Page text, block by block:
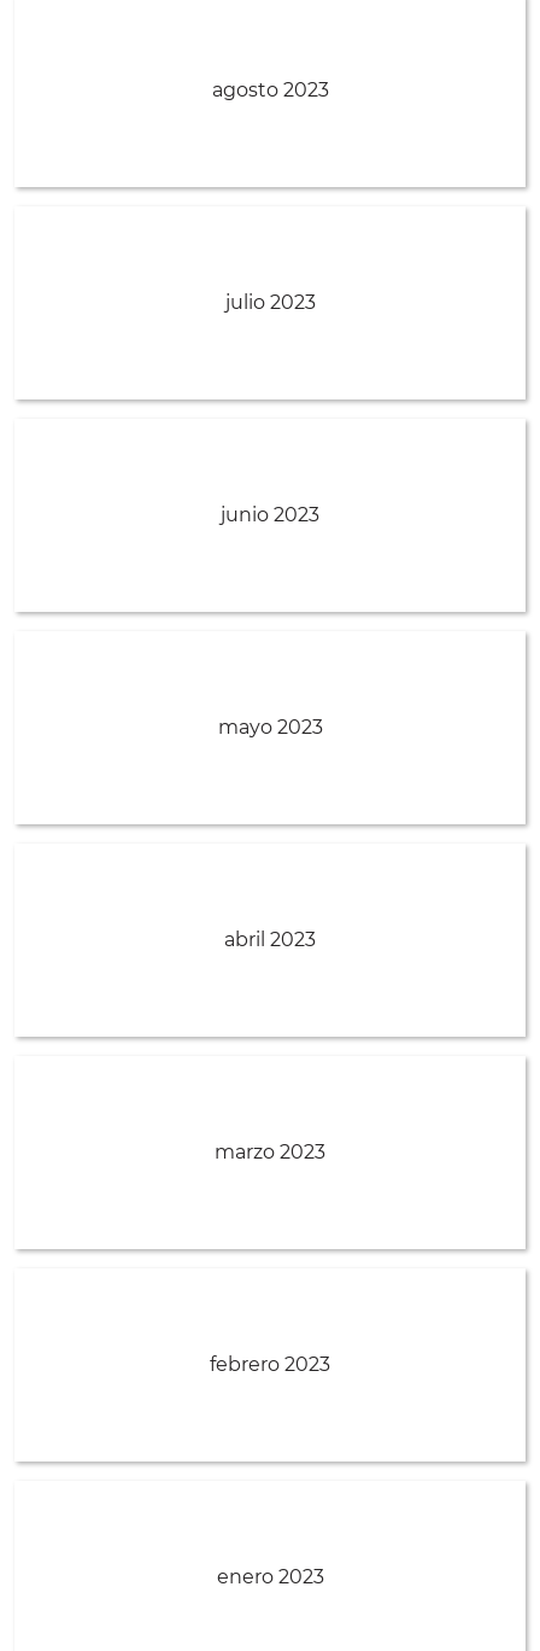
agosto 2023
julio 2023
junio 2023
mayo 2023
abril 2023
marzo 2023
febrero 2023
enero 2023